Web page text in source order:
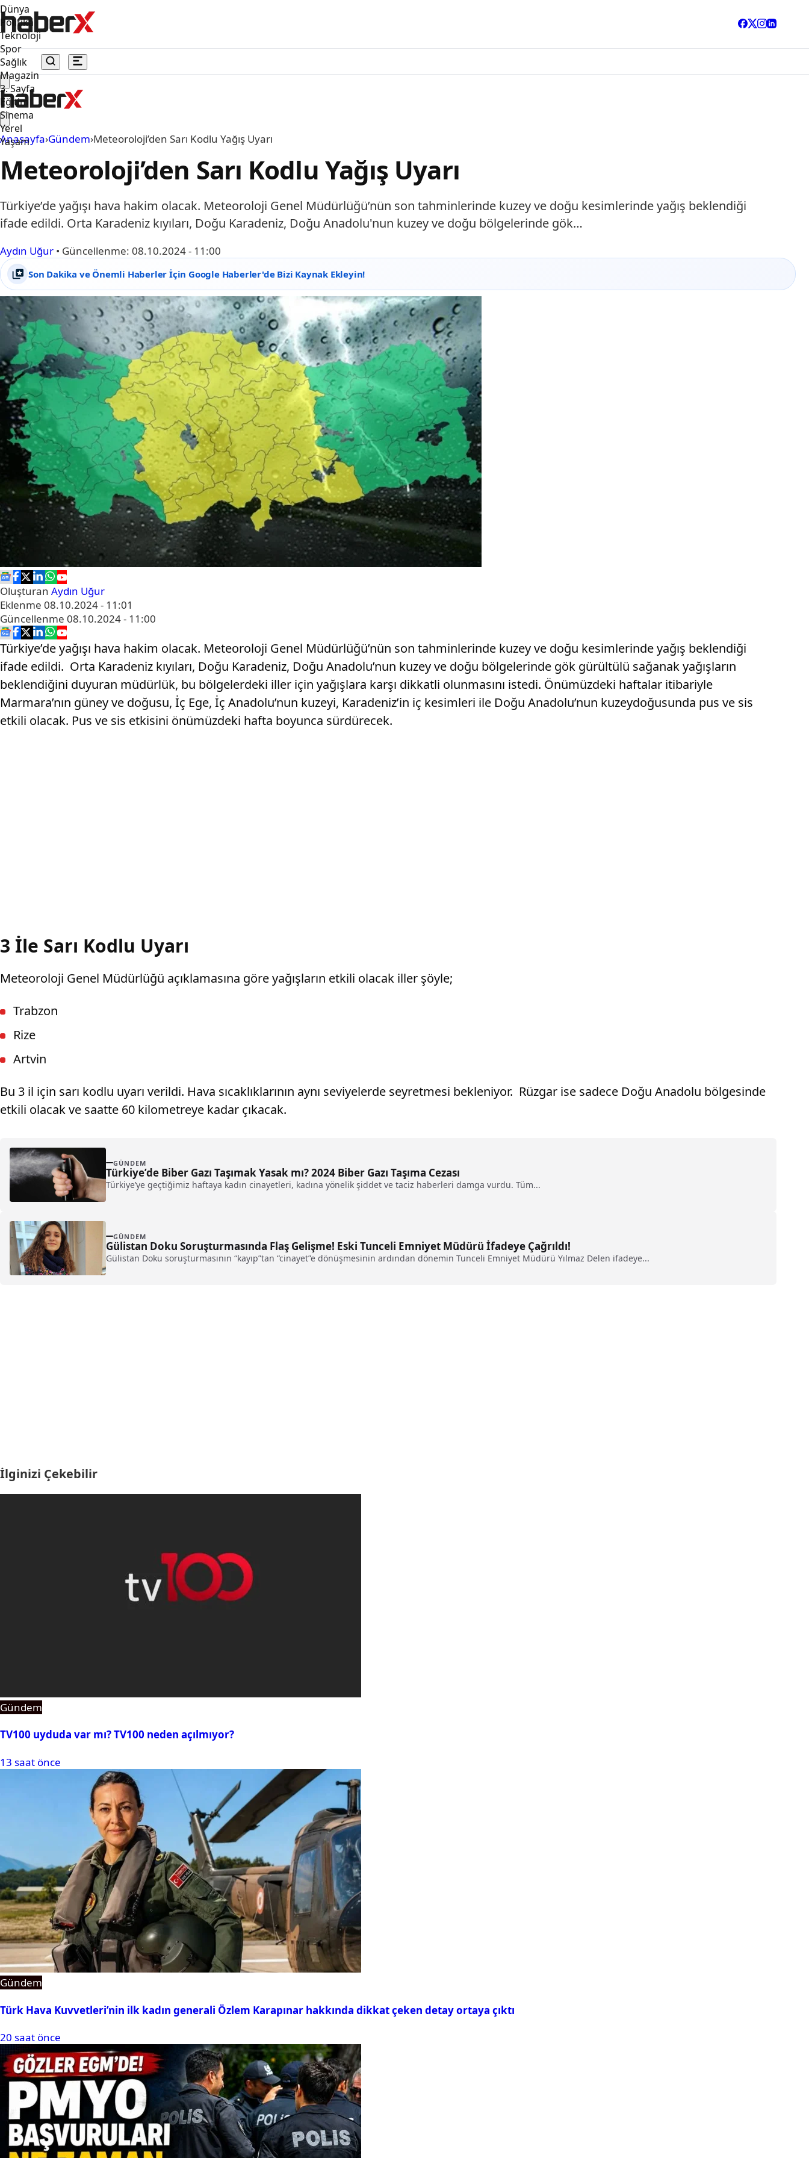
Dünya
Politika
Teknoloji
Spor
Sağlık
Magazin
3. Sayfa
Eğitim
Sinema
Yerel
Yaşam
Anasayfa›Gündem›Meteoroloji’den Sarı Kodlu Yağış Uyarı
Meteoroloji’den Sarı Kodlu Yağış Uyarı
Türkiye’de yağışı hava hakim olacak. Meteoroloji Genel Müdürlüğü’nün son tahminlerinde kuzey ve doğu kesimlerinde yağış beklendiği
ifade edildi. Orta Karadeniz kıyıları, Doğu Karadeniz, Doğu Anadolu'nun kuzey ve doğu bölgelerinde gök…
Aydın Uğur • Güncellenme: 08.10.2024 - 11:00
Son Dakika ve Önemli Haberler İçin Google Haberler'de Bizi Kaynak Ekleyin!
Oluşturan Aydın Uğur
Eklenme 08.10.2024 - 11:01
Güncellenme 08.10.2024 - 11:00
Türkiye’de yağışı hava hakim olacak. Meteoroloji Genel Müdürlüğü’nün son tahminlerinde kuzey ve doğu kesimlerinde yağış beklendiği
ifade edildi. Orta Karadeniz kıyıları, Doğu Karadeniz, Doğu Anadolu’nun kuzey ve doğu bölgelerinde gök gürültülü sağanak yağışların
beklendiğini duyuran müdürlük, bu bölgelerdeki iller için yağışlara karşı dikkatli olunmasını istedi. Önümüzdeki haftalar itibariyle
Marmara’nın güney ve doğusu, İç Ege, İç Anadolu’nun kuzeyi, Karadeniz’in iç kesimleri ile Doğu Anadolu’nun kuzeydoğusunda pus ve sis
etkili olacak. Pus ve sis etkisini önümüzdeki hafta boyunca sürdürecek.
3 İle Sarı Kodlu Uyarı
Meteoroloji Genel Müdürlüğü açıklamasına göre yağışların etkili olacak iller şöyle;
Trabzon
Rize
Artvin
Bu 3 il için sarı kodlu uyarı verildi. Hava sıcaklıklarının aynı seviyelerde seyretmesi bekleniyor. Rüzgar ise sadece Doğu Anadolu bölgesinde
etkili olacak ve saatte 60 kilometreye kadar çıkacak.
GÜNDEM
Türkiye’de Biber Gazı Taşımak Yasak mı? 2024 Biber Gazı Taşıma Cezası
Türkiye’ye geçtiğimiz haftaya kadın cinayetleri, kadına yönelik şiddet ve taciz haberleri damga vurdu. Tüm...
GÜNDEM
Gülistan Doku Soruşturmasında Flaş Gelişme! Eski Tunceli Emniyet Müdürü İfadeye Çağrıldı!
Gülistan Doku soruşturmasının “kayıp”tan “cinayet”e dönüşmesinin ardından dönemin Tunceli Emniyet Müdürü Yılmaz Delen ifadeye...
İlginizi Çekebilir
Gündem
TV100 uyduda var mı? TV100 neden açılmıyor?
13 saat önce
Gündem
Türk Hava Kuvvetleri’nin ilk kadın generali Özlem Karapınar hakkında dikkat çeken detay ortaya çıktı
20 saat önce